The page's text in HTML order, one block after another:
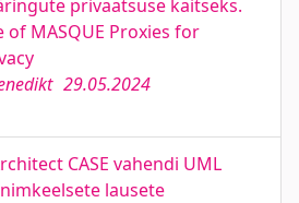
privaatsuse kaitseks.
of MASQUE Proxies for
29.05.2024
CASE vahendi UML
lausete